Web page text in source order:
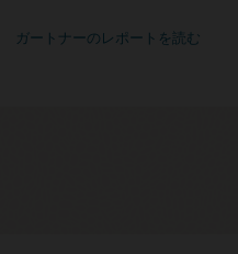
ガートナーのレポートを読む